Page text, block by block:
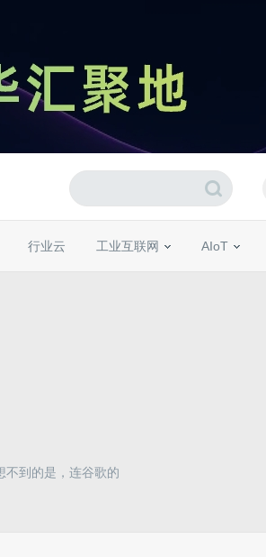
行业云 工业互联网 AIoT
不到的是，连谷歌的